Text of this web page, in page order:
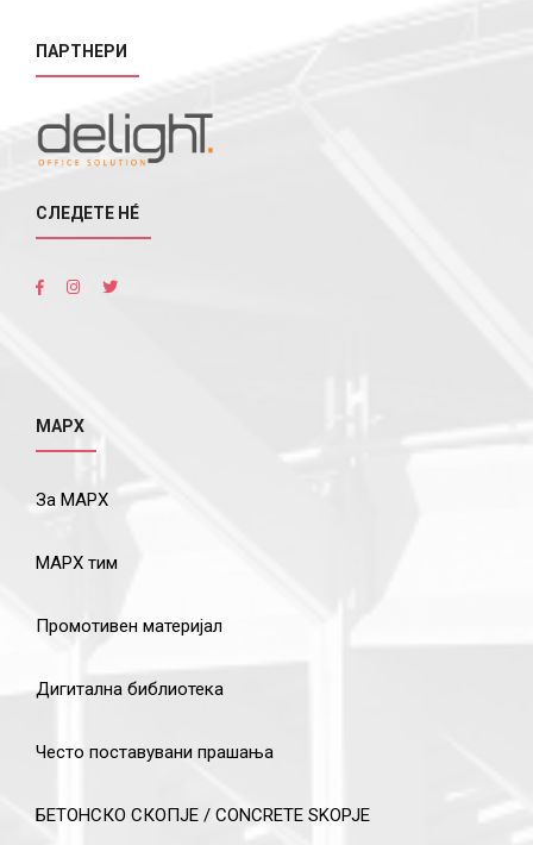
ПАРТНЕРИ
СЛЕДЕТЕ НÉ
МАРХ
За МАРХ
МАРХ тим
Промотивен материјал
Дигитална библиотека
Често поставувани прашања
БЕТОНСКО СКОПЈЕ / CONCRETE SKOPJE